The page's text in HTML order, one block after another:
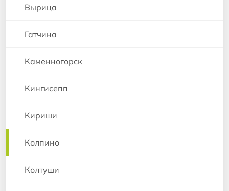
Вырица
Гатчина
Каменногорск
Кингисепп
Кириши
Колпино
Колтуши